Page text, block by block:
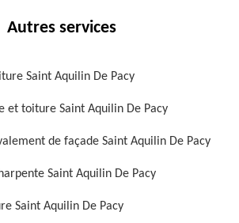
Autres services
Saint Aquilin De Pacy
et toiture Saint Aquilin De Pacy
de façade Saint Aquilin De Pacy
Saint Aquilin De Pacy
Saint Aquilin De Pacy